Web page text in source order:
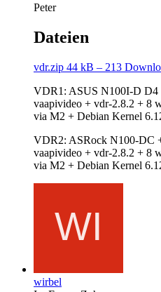
Peter
Dateien
vdr.zip 44 kB – 213
VDR1: ASUS N100I-D D4
vaapivideo + vdr-2.8.2 + 8
via M2 + Debian Kernel
VDR2: ASRock N100-DC
vaapivideo + vdr-2.8.2 + 8
via M2 + Debian Kernel
wirbel